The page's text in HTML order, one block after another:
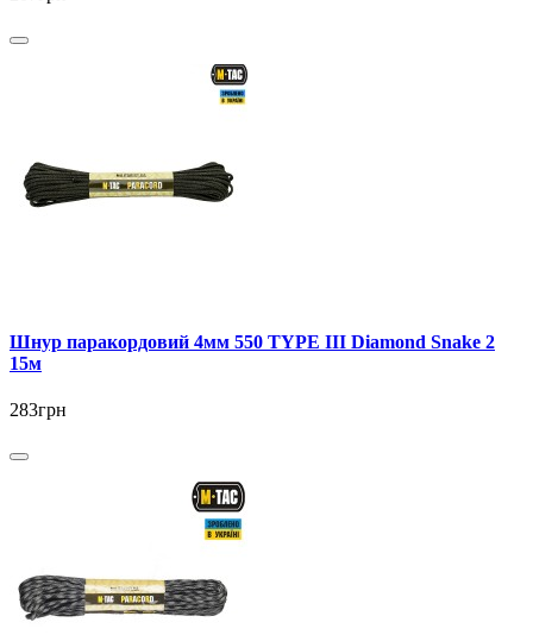
Шнур паракордовий 4мм 550 TYPE III Diamond Snake 2
15м
283грн